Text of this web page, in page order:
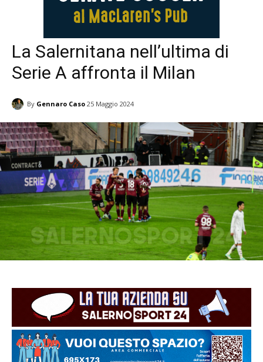
La Salernitana nell’ultima di
Serie A affronta il Milan
By Gennaro Caso 25 Maggio 2024